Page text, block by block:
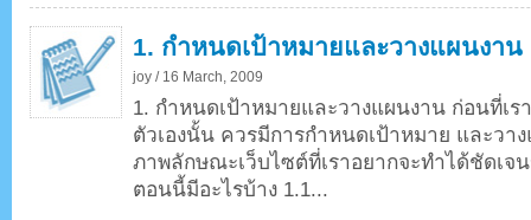
1. กำหนดเป้าหมายและวางแผนงาน
joy / 16 March, 2009
1. กำหนดเป้าหมายและวางแผนงาน ก่อนที่เร
ตัวเองนั้น ควรมีการกำหนดเป้าหมาย และวา
ภาพลักษณะเว็บไซต์ที่เราอยากจะทำได้ชัดเจ
ตอนนี้มีอะไรบ้าง 1.1...